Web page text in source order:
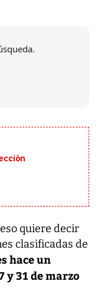
quiere decir
clasificadas de
hace un
31 de marzo